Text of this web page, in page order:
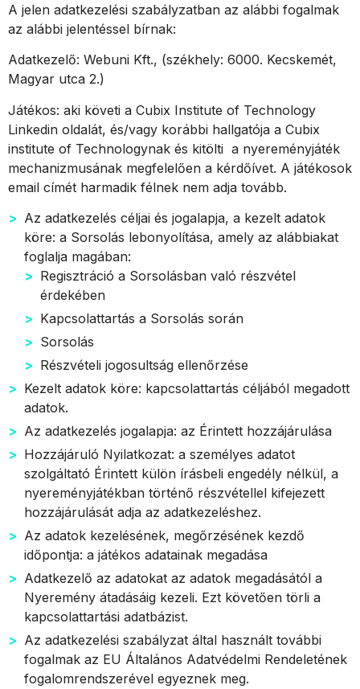
A jelen adatkezelési szabályzatban az alábbi fogalmak
az alábbi jelentéssel bírnak:
Adatkezelő: Webuni Kft., (székhely: 6000. Kecskemét,
Magyar utca 2.)
Játékos: aki követi a Cubix Institute of Technology
Linkedin oldalát, és/vagy korábbi hallgatója a Cubix
institute of Technologynak és kitölti a nyereményjáték
mechanizmusának megfelelően a kérdőívet. A játékosok
email címét harmadik félnek nem adja tovább.
Az adatkezelés céljai és jogalapja, a kezelt adatok
köre: a Sorsolás lebonyolítása, amely az alábbiakat
foglalja magában:
Regisztráció a Sorsolásban való részvétel
érdekében
Kapcsolattartás a Sorsolás során
Sorsolás
Részvételi jogosultság ellenőrzése
Kezelt adatok köre: kapcsolattartás céljából megadott
adatok.
Az adatkezelés jogalapja: az Érintett hozzájárulása
Hozzájáruló Nyilatkozat: a személyes adatot
szolgáltató Érintett külön írásbeli engedély nélkül, a
nyereményjátékban történő részvétellel kifejezett
hozzájárulását adja az adatkezeléshez.
Az adatok kezelésének, megőrzésének kezdő
időpontja: a játékos adatainak megadása
Adatkezelő az adatokat az adatok megadásától a
Nyeremény átadásáig kezeli. Ezt követően törli a
kapcsolattartási adatbázist.
Az adatkezelési szabályzat által használt további
fogalmak az EU Általános Adatvédelmi Rendeletének
fogalomrendszerével egyeznek meg.